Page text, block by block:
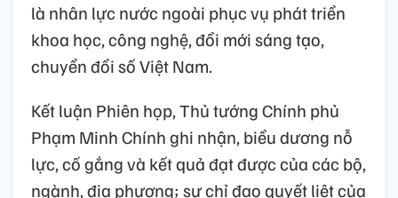
là nhân lực nước ngoài phục vụ phát triển
khoa học, công nghệ, đổi mới sáng tạo,
chuyển đổi số Việt Nam.
Kết luận Phiên họp, Thủ tướng Chính phủ
Phạm Minh Chính ghi nhận, biểu dương nỗ
lực, cố gắng và kết quả đạt được của các bộ,
ngành, địa phương; sự chỉ đạo quyết liệt của